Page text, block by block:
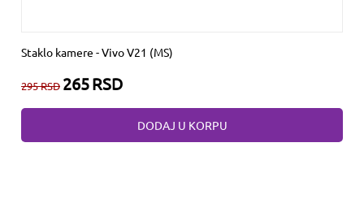
Staklo kamere - Vivo V21 (MS)
295RSD 265RSD
DODAJ U KORPU